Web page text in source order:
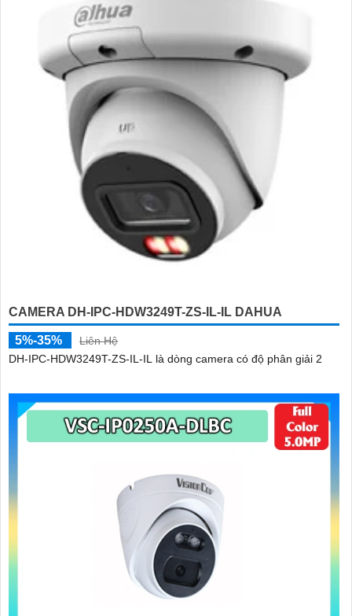
CAMERA DH-IPC-HDW3249T-ZS-IL-IL DAHUA
5%-35%
Liên Hệ
DH-IPC-HDW3249T-ZS-IL-IL là dòng camera có độ phân giải 2